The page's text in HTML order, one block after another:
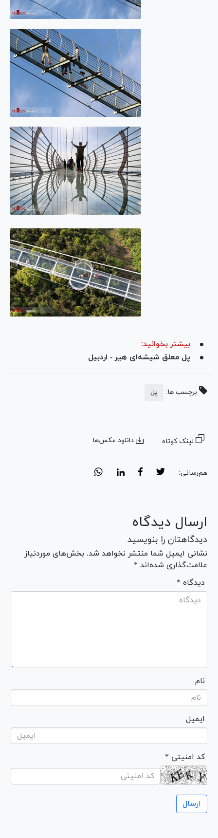
بیشتر بخوانید:
پل معلق شیشه‌ای هیر - اردبیل
برچسب ها: پل
لینک کوتاه دانلود عکس‌ها
هم‌رسانی:
ارسال دیدگاه
دیدگاهتان را بنویسید
نشانی ایمیل شما منتشر نخواهد شد. بخش‌های موردنیاز
علامت‌گذاری شده‌اند *
* دیدگاه
نام
ایمیل
* کد امنیتی